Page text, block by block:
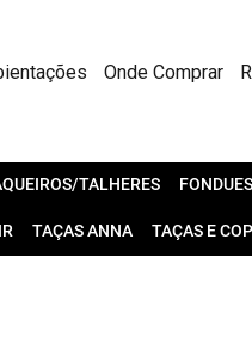
Onde Comprar
TALHERES
TAÇAS ANNA TAÇAS E